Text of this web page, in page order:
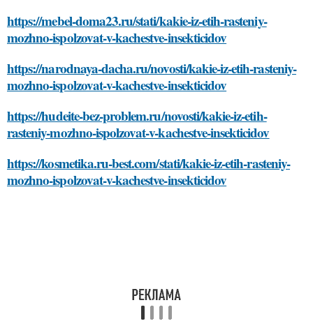
https://mebel-doma23.ru/stati/kakie-iz-etih-rasteniy-
mozhno-ispolzovat-v-kachestve-insekticidov
https://narodnaya-dacha.ru/novosti/kakie-iz-etih-rasteniy-
mozhno-ispolzovat-v-kachestve-insekticidov
https://hudeite-bez-problem.ru/novosti/kakie-iz-etih-
rasteniy-mozhno-ispolzovat-v-kachestve-insekticidov
https://kosmetika.ru-best.com/stati/kakie-iz-etih-rasteniy-
mozhno-ispolzovat-v-kachestve-insekticidov